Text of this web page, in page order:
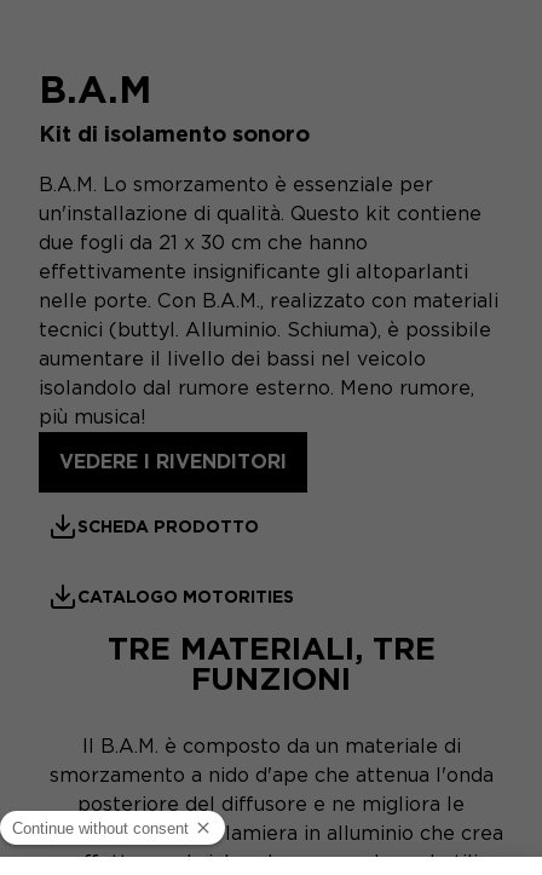
B.A.M
Kit di isolamento sonoro
B.A.M. Lo smorzamento è essenziale per
un'installazione di qualità. Questo kit contiene
due fogli da 21 x 30 cm che hanno
effettivamente insignificante gli altoparlanti
nelle porte. Con B.A.M., realizzato con materiali
tecnici (buttyl. Alluminio. Schiuma), è possibile
aumentare il livello dei bassi nel veicolo
isolandolo dal rumore esterno. Meno rumore,
più musica!
VEDERE I RIVENDITORI
SCHEDA PRODOTTO
CATALOGO MOTORITIES
TRE MATERIALI, TRE
FUNZIONI
Il B.A.M. è composto da un materiale di
smorzamento a nido d'ape che attenua l'onda
posteriore del diffusore e ne migliora le
prestazioni, da una lamiera in alluminio che crea
un effetto sandwich e da un complesso butilico